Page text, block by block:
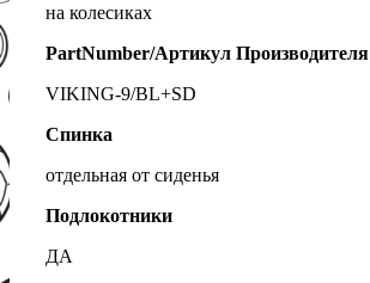
на колесиках
PartNumber/Артикул Производителя
VIKING-9/BL+SD
Спинка
отдельная от сиденья
Подлокотники
ДА